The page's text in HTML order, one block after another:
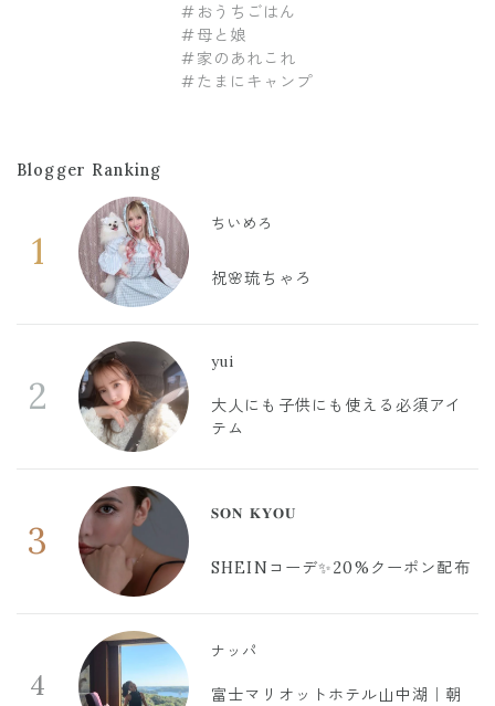
#おうちごはん
#母と娘
#家のあれこれ
#たまにキャンプ
Blogger Ranking
1
ちいめろ
祝🌸琉ちゃろ
2
yui
大人にも子供にも使える必須アイ
テム
3
𝐒𝐎𝐍 𝐊𝐘𝐎𝐔
SHEINコーデ✨20%クーポン配布
4
ナッパ
富士マリオットホテル山中湖｜朝